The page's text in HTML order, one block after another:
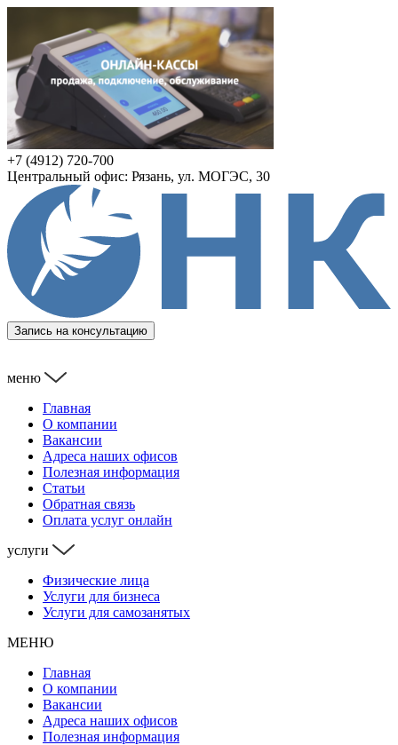
+7 (4912) 720-700
Центральный офис: Рязань, ул. МОГЭС, 30
Запись на консультацию
меню
Главная
О компании
Вакансии
Адреса наших офисов
Полезная информация
Статьи
Обратная связь
Оплата услуг онлайн
услуги
Физические лица
Услуги для бизнеса
Услуги для самозанятых
МЕНЮ
Главная
О компании
Вакансии
Адреса наших офисов
Полезная информация